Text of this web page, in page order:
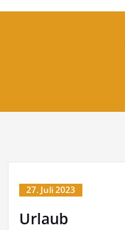
27. Juli 2023
Urlaub